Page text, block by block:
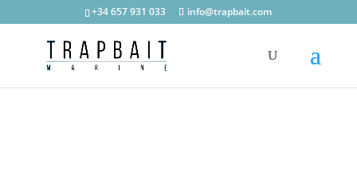
+34 657 931 033 info@trapbait.com